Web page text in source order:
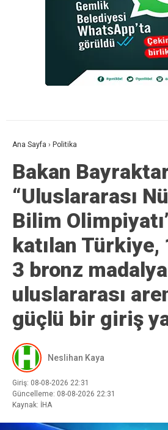
Ana Sayfa › Politika
Bakan
“Uluslararası
Bilim
katılan Türkiye,
3 bronz
uluslararası
güçlü bir giriş
Neslihan Kaya
Giriş: 08-08-2026 22:31
Güncelleme: 08-08-2026 22:31
Kaynak: İHA